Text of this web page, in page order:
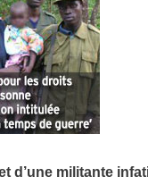
d’une militante